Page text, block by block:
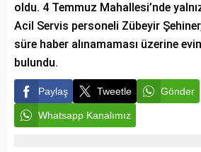
oldu. 4 Temmuz Mahallesi’nde
Acil Servis personeli Zübeyir
süre haber alınamaması üzerine
bulundu.
Paylaş Tweetle Gönder
Whatsapp Kanalımız